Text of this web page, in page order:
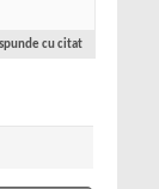
cu citat